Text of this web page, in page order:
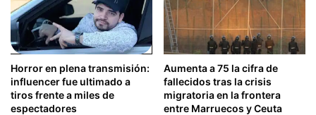
Horror en plena transmisión:
influencer fue ultimado a
tiros frente a miles de
espectadores
Aumenta a 75 la cifra de
fallecidos tras la crisis
migratoria en la frontera
entre Marruecos y Ceuta